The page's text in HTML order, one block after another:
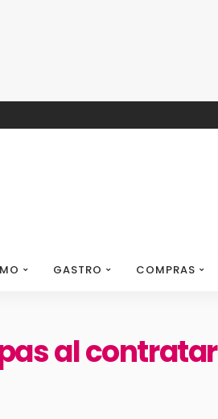
GASTRO COMPRAS
al contratar